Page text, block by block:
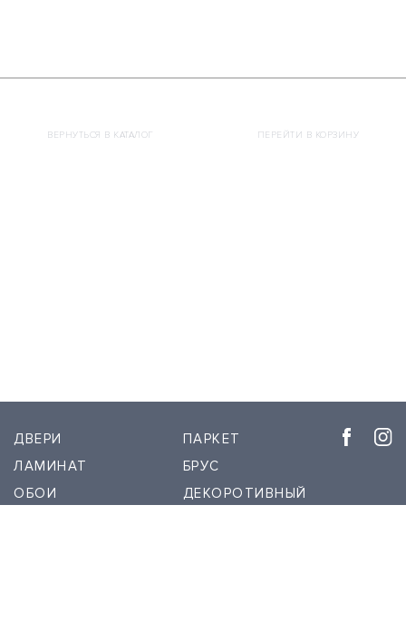
ВЕРНУТЬСЯ В КАТАЛОГ ПЕРЕЙТИ В КОРЗИНУ
ДВЕРИ
ЛАМИНАТ
ОБОИ
ПАРКЕТ
БРУС
ДЕКОРОТИВНЫЙ